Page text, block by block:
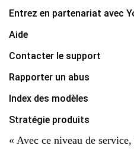
Entrez en partenariat avec
Aide
Contacter le support
Rapporter un abus
Index des modèles
Stratégie produits
« Avec ce niveau de